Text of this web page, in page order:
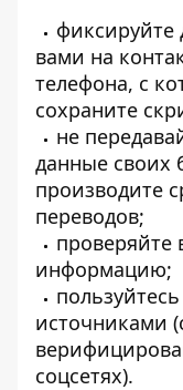
вами на
телефона, с
сохраните
не
данные своих
производите
переводов;
информацию;
источниками
соцсетях).